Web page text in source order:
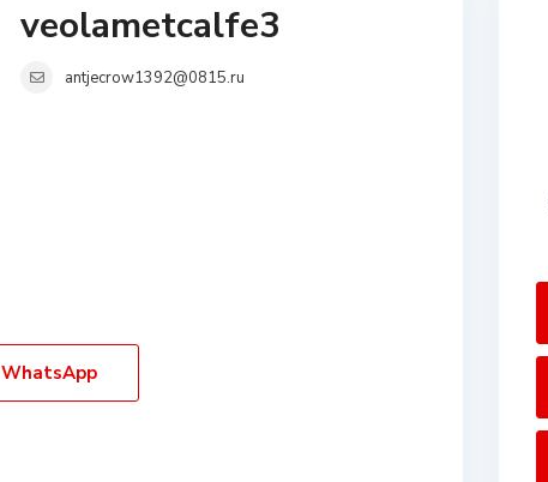
veolametcalfe3
antjecrow1392@0815.ru
WhatsApp